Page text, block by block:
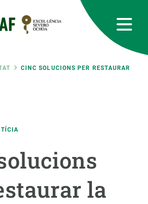
CINC SOLUCIONS PER RESTAURAR
la